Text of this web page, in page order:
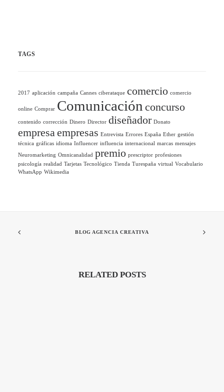
TAGS
2017 aplicación campaña Cannes ciberataque comercio comercio
online Comprar Comunicación concurso
contenido corrección Dinero Director diseñador Donato
empresaempresas Entrevista Errores España Ether gestión
técnica gráficas idioma Influencer influencia internacional marcas mensajes
Neuromarketing Omnicanalidad premio prescriptor profesiones
psicología realidad Tarjetas Tecnológico Tienda Turespaña virtual Vocabulario
WhatsApp Wikimedia
BLOG AGENCIA CREATIVA
RELATED POSTS